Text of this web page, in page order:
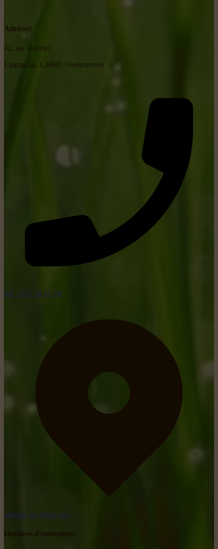
Adresse:
42, rue Gabriel
Lippmann, L-6947 Niederanven
tel: +352 26 15 26
obtenir un itinéraire
Horaires d'ouverture: